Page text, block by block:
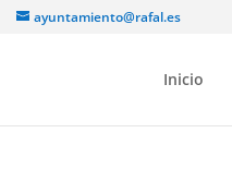
ayuntamiento@rafal.es
Inicio